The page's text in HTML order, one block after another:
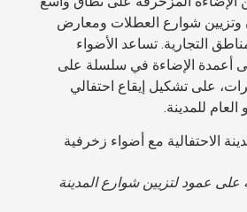
شوارع العطلات ومعارض
التجارية. تساعد الأضواء
الإضاءة في سلسلة على
على تشكيل إيقاع احتفالي
للمدينة.
عمود لتزيين شوارع المدينة